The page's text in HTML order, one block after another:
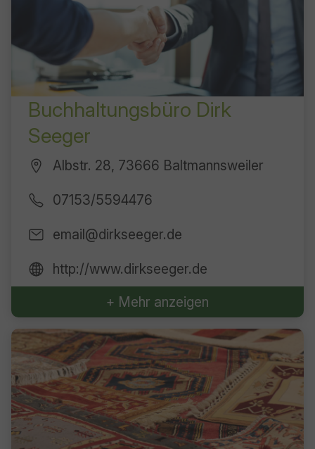
Buchhaltungsbüro Dirk
Seeger
Albstr. 28, 73666 Baltmannsweiler
07153/5594476
email@dirkseeger.de
http://www.dirkseeger.de
+ Mehr anzeigen